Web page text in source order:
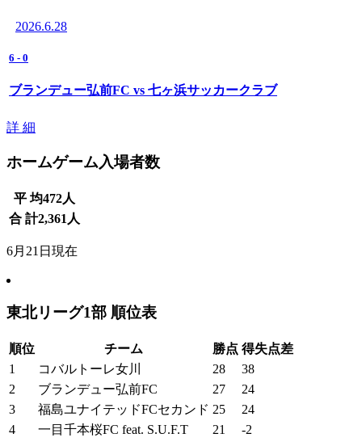
2026.6.28
6 - 0
ブランデュー弘前FC vs 七ヶ浜サッカークラブ
詳 細
ホームゲーム入場者数
平 均472人
合 計2,361 人
6月21日現在
東北リーグ1部 順位表
順位 チーム 勝点 得失点差
1
コバルトーレ女川 28
38
2
ブランデュー弘前FC 27
24
3
福島ユナイテッドFCセカンド 25
24
4
一目千本桜FC feat. S.U.F.T 21
-2